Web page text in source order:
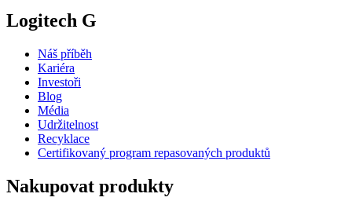
Logitech G
Náš příběh
Kariéra
Investoři
Blog
Média
Udržitelnost
Recyklace
Certifikovaný program repasovaných produktů
Nakupovat produkty